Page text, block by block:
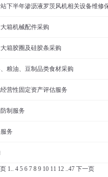
下半年渗沥液罗茨风机相关设备维修
箱机械配件采购
箱胶圈及硅胶条采购
粮油、豆制品类食材采购
营性固定资产评估服务
制服务
务
1.. 4 5 6 7 8 9 10 11 12 ..47 下一页